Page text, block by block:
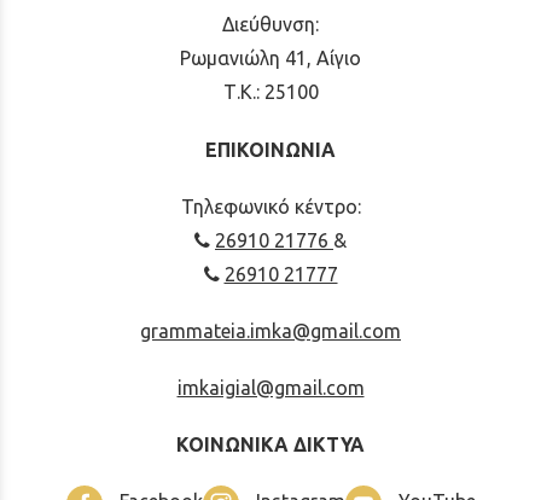
Διεύθυνση:
Ρωμανιώλη 41, Αίγιο
Τ.Κ.: 25100
ΕΠΙΚΟΙΝΩΝΙΑ
Τηλεφωνικό κέντρο:
26910 21776 &
26910 21777
grammateia.imka@gmail.com
imkaigial@gmail.com
ΚΟΙΝΩΝΙΚΑ ΔΙΚΤΥΑ